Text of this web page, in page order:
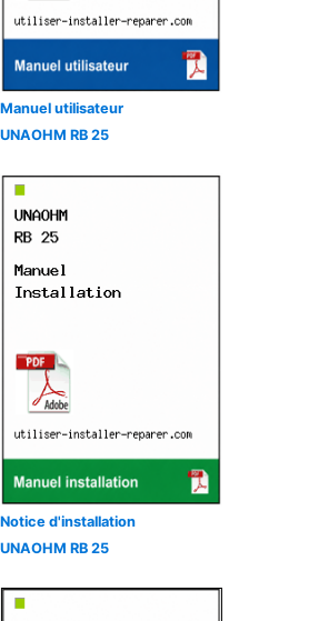
Manuel utilisateur
UNAOHM RB 25
Notice d'installation
UNAOHM RB 25